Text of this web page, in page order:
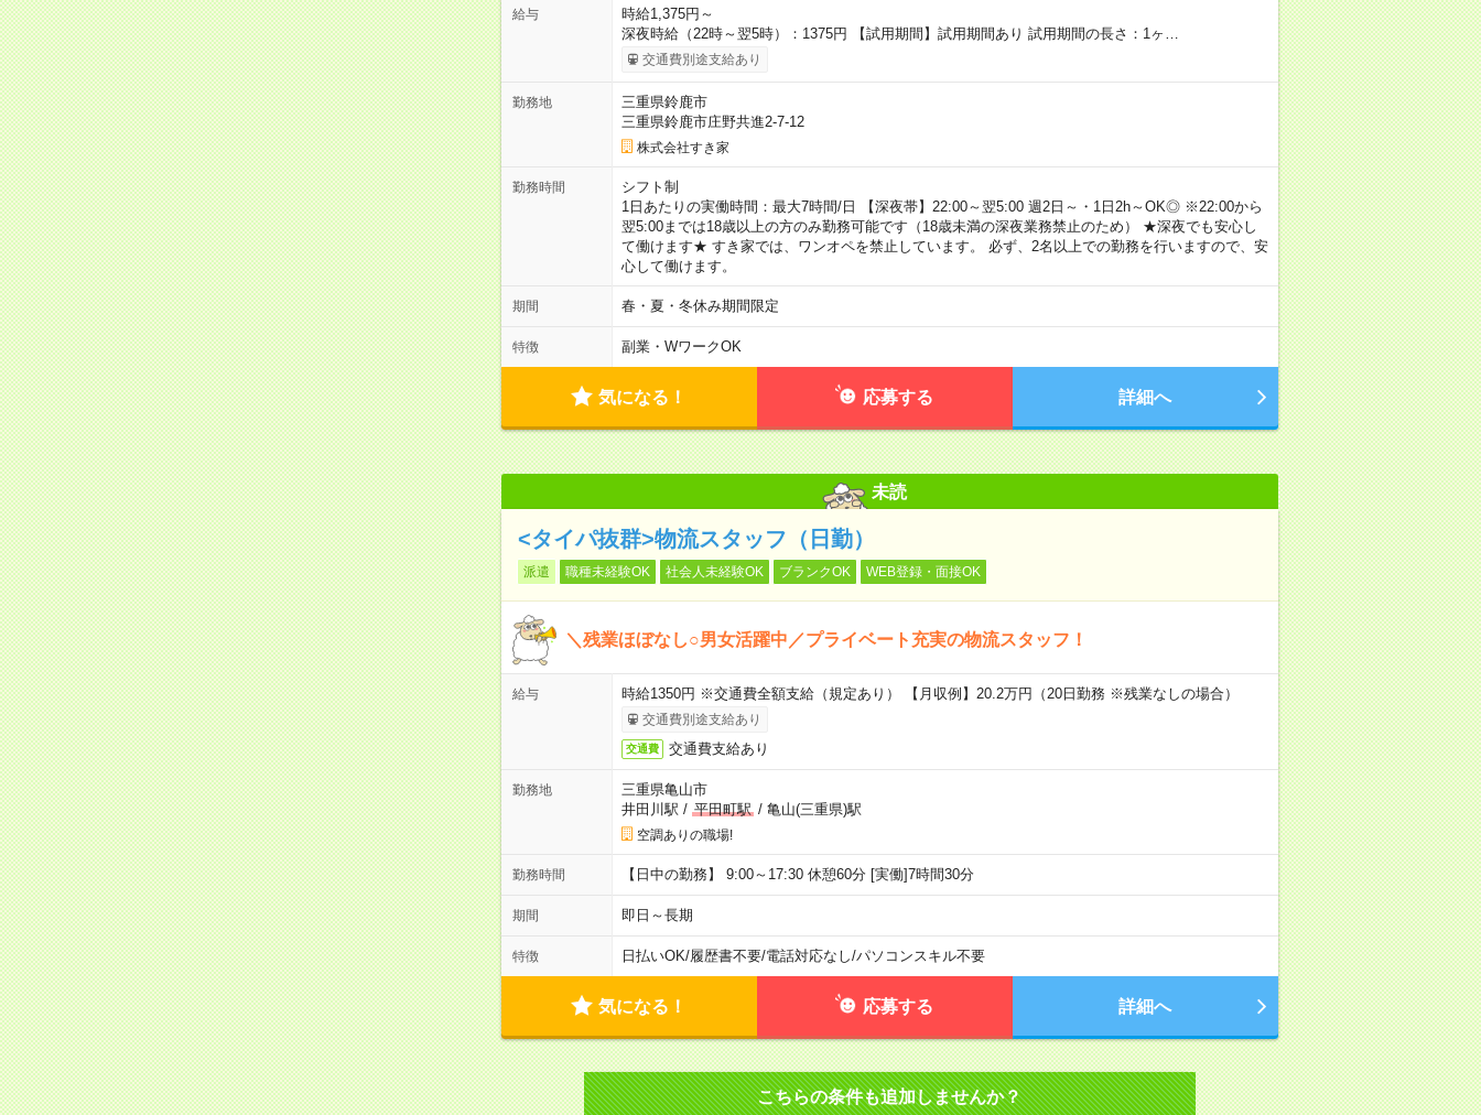
給与
時給1,375円～
深夜時給（22時～翌5時）：1375円 【試用期間】試用期間あり 試用期間の長さ：1ヶ…
交通費別途支給あり
勤務地
三重県鈴鹿市
三重県鈴鹿市庄野共進2-7-12
株式会社すき家
勤務時間
シフト制
1日あたりの実働時間：最大7時間/日 【深夜帯】22:00～翌5:00 週2日～・1日2h～OK◎ ※22:00から
翌5:00までは18歳以上の方のみ勤務可能です（18歳未満の深夜業務禁止のため） ★深夜でも安心し
て働けます★ すき家では、ワンオペを禁止しています。 必ず、2名以上での勤務を行いますので、安
心して働けます。
期間 春・夏・冬休み期間限定
特徴 副業・WワークOK
気になる！ 応募する 詳細へ
未読
<タイパ抜群>物流スタッフ（日勤）
派遣 職種未経験OK 社会人未経験OK ブランクOK WEB登録・面接OK
＼残業ほぼなし○男女活躍中／プライベート充実の物流スタッフ！
給与 時給1350円 ※交通費全額支給（規定あり） 【月収例】20.2万円（20日勤務 ※残業なしの場合）
交通費別途支給あり
交通費 交通費支給あり
勤務地
三重県亀山市
井田川駅 / 平田町駅/ 亀山(三重県)駅
空調ありの職場!
勤務時間 【日中の勤務】 9:00～17:30 休憩60分 [実働]7時間30分
期間 即日～長期
特徴 日払いOK/履歴書不要/電話対応なし/パソコンスキル不要
気になる！ 応募する 詳細へ
こちらの条件も追加しませんか？